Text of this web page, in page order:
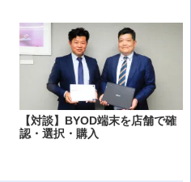
【対談】BYOD端末を店舗で確
認・選択・購入